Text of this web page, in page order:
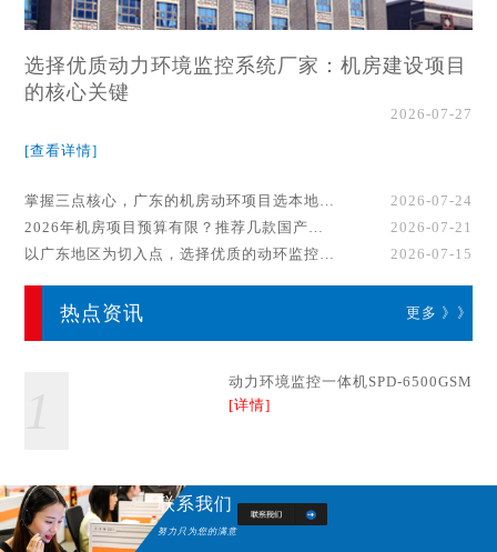
选择优质动力环境监控系统厂家：机房建设项目
的核心关键
2026-07-27
[查看详情]
掌握三点核心，广东的机房动环项目选本地厂家事半功倍！
2026-07-24
2026年机房项目预算有限？推荐几款国产动环监控系统品牌
2026-07-21
以广东地区为切入点，选择优质的动环监控系统厂家
2026-07-15
热点资讯 更多 》》
动力环境监控一体机SPD-6500GSM
[详情]
联系我们
努力只为您的满意